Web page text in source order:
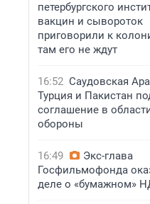
петербургского
вакцин и сывороток
приговорили к
там его не ждут
16:52 Саудовская
Турция и Пакистан
соглашение в
обороны
16:49
Экс-глава
Госфильмофонда
деле о «бумажном»